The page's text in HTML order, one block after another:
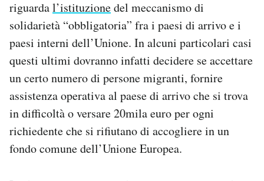
riguardal’istituzionedel meccanismo di
solidarietà “obbligatoria” fra i paesi di arrivo e i
paesi interni dell’Unione. In alcuni particolari casi
questi ultimi dovranno infatti decidere se accettare
un certo numero di persone migranti, fornire
assistenza operativa al paese di arrivo che si trova
in difficoltà o versare 20mila euro per ogni
richiedente che si rifiutano di accogliere in un
fondo comune dell’Unione Europea.